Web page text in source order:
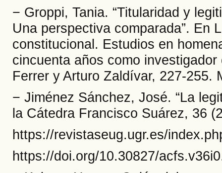
− Groppi, Tania. “Titularidad y
Una perspectiva comparada”. En
constitucional. Estudios en
cincuenta años como
Ferrer y Arturo Zaldívar, 227-255.
− Jiménez Sánchez, José. “La
la Cátedra Francisco Suárez, 36
https://revistaseug.ugr.es/
https://doi.org/10.30827/